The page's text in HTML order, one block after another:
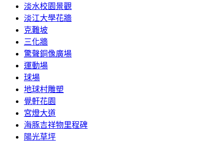
淡水校園景觀
淡江大學花牆
克難坡
三化牆
驚聲銅像廣場
運動場
球場
地球村雕塑
覺軒花園
宮燈大道
海豚吉祥物里程碑
陽光草坪